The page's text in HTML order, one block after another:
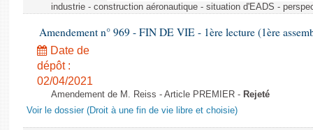
industrie - construction aéronautique - situation d'EADS -
Amendement n° 969 - FIN DE VIE - 1ère lecture (1ère
Date de
dépôt :
02/04/2021
Amendement de M. Reiss - Article PREMIER - Rejeté
Voir le dossier (Droit à une fin de vie libre et choisie)